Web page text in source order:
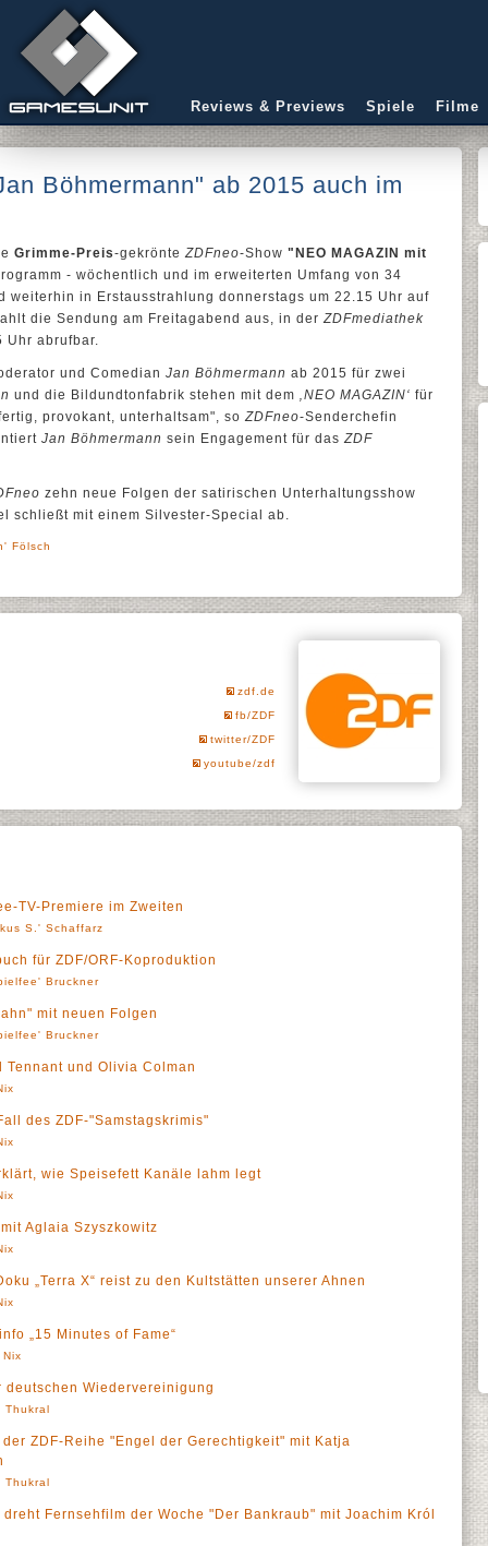
Reviews & Previews Spiele Filme
Böhmermann" ab 2015 auch im
Grimme-Preis-gekrönteZDFneo-Show "NEO MAGAZIN mit
- wöchentlich und im erweiterten Umfang von 34
weiterhin in Erstausstrahlung donnerstags um 22.15 Uhr auf
die Sendung am Freitagabend aus, in derZDFmediathek
Uhr abrufbar.
und Comedian Jan Böhmermann ab 2015 für zwei
und die Bildundtonfabrik stehen mit dem ‚NEO MAGAZIN‘ für
provokant, unterhaltsam", soZDFneo-Senderchefin
Jan Böhmermann sein Engagement für dasZDF
zehn neue Folgen der satirischen Unterhaltungsshow
schließt mit einem Silvester-Special ab.
Fölsch
zdf.de
fb/ZDF
twitter/ZDF
youtube/zdf
TV-Premiere im Zweiten
S.' Schaffarz
für ZDF/ORF-Koproduktion
Bruckner
mit neuen Folgen
Bruckner
und Olivia Colman
des ZDF-"Samstagskrimis"
wie Speisefett Kanäle lahm legt
Aglaia Szyszkowitz
„Terra X“ reist zu den Kultstätten unserer Ahnen
„15 Minutes of Fame“
deutschen Wiedervereinigung
Thukral
ZDF-Reihe "Engel der Gerechtigkeit" mit Katja
Thukral
Fernsehfilm der Woche "Der Bankraub" mit Joachim Król